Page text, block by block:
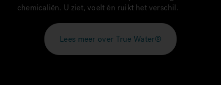
chemicaliën. U ziet, voelt én ruikt het verschil.
Lees meer over True Water®